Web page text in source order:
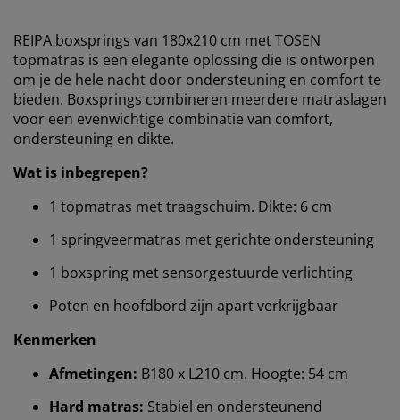
REIPA boxsprings van 180x210 cm met TOSEN
topmatras is een elegante oplossing die is ontworpen
om je de hele nacht door ondersteuning en comfort te
bieden. Boxsprings combineren meerdere matraslagen
voor een evenwichtige combinatie van comfort,
ondersteuning en dikte.
Wat is inbegrepen?
1 topmatras met traagschuim. Dikte: 6 cm
1 springveermatras met gerichte ondersteuning
1 boxspring met sensorgestuurde verlichting
Poten en hoofdbord zijn apart verkrijgbaar
Kenmerken
Afmetingen: B180 x L210 cm. Hoogte: 54 cm
Hard matras: Stabiel en ondersteunend